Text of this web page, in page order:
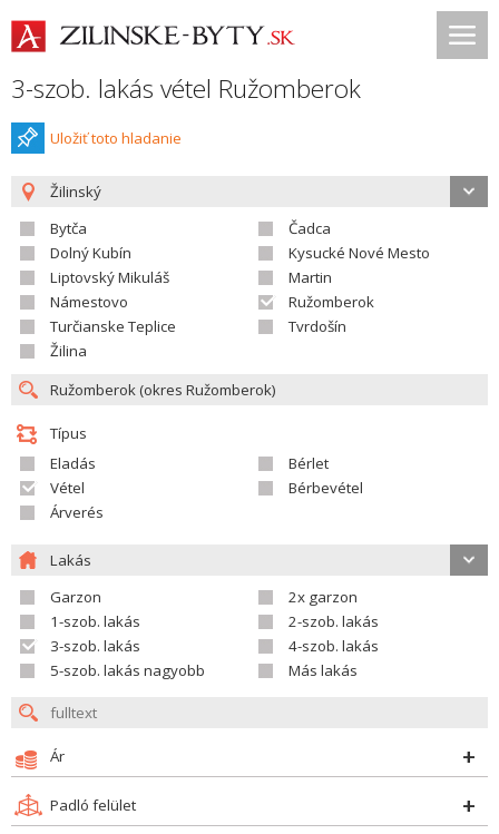
3-szob. lakás vétel Ružomberok
Uložiť toto hladanie
Žilinský
Bytča
Čadca
Dolný Kubín
Kysucké Nové Mesto
Liptovský Mikuláš
Martin
Námestovo
Ružomberok
Turčianske Teplice
Tvrdošín
Žilina
Típus
Eladás
Bérlet
Vétel
Bérbevétel
Árverés
Lakás
Garzon
2x garzon
1-szob. lakás
2-szob. lakás
3-szob. lakás
4-szob. lakás
5-szob. lakás nagyobb
Más lakás
Ár
Padló felület